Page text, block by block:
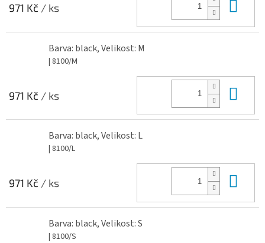
971 Kč / ks
Barva: black, Velikost: M
| 8100/M
971 Kč / ks
Barva: black, Velikost: L
| 8100/L
971 Kč / ks
Barva: black, Velikost: S
| 8100/S